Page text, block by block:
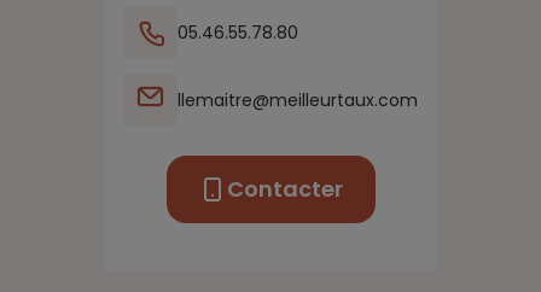
05.46.55.78.80
llemaitre@meilleurtaux.com
Contacter